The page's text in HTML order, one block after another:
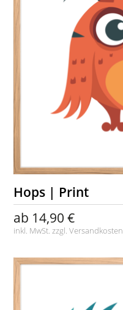
Hops | Print
ab 14,90 €
inkl. MwSt. zzgl.Versandkosten